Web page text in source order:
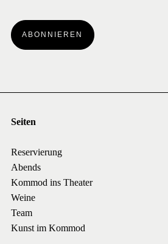
ABONNIEREN
Seiten
Reservierung
Abends
Kommod ins Theater
Weine
Team
Kunst im Kommod